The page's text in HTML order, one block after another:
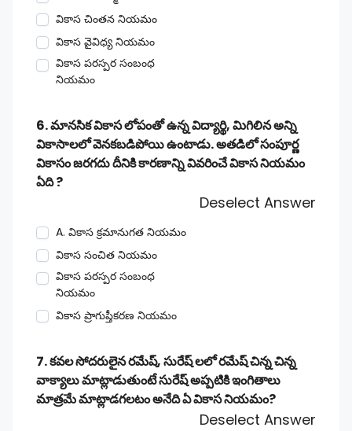
వికాస చింతన నియమం
వికాస వైవిధ్య నియమం
వికాస పరస్పర సంబంధ
నియమం
6. మానసిక వికాస లోపంతో ఉన్న విద్యార్థి, మిగిలిన అన్ని
వికాసాలలో వెనకబడిపోయి ఉంటాడు. అతడిలో సంపూర్ణ
వికాసం జరగదు దీనికి కారణాన్ని వివరించే వికాస నియమం
ఏది ?
Deselect Answer
A. వికాస క్రమానుగత నియమం
వికాస సంచిత నియమం
వికాస పరస్పర సంబంధ
నియమం
వికాస ప్రాగుప్తీకరణ నియమం
7. కవల సోదరులైన రమేష్, సురేష్ లలో రమేష్ చిన్న చిన్న
వాక్యాలు మాట్లాడుతుంటే సురేష్ అప్పటికి ఇంగితాలు
మాత్రమే మాట్లాడగలటం అనేది ఏ వికాస నియమం?
Deselect Answer